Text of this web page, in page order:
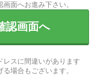
面へお進み下さい。
認画面へ
スに間違いがあります
場合もございます。